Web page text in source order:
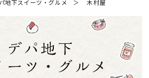
地下スイーツ・グルメ ＞ 木村屋